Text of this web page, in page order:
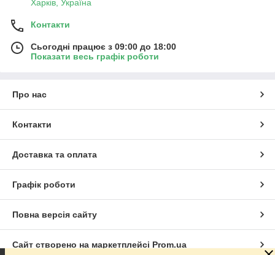
Харків, Україна
Контакти
Сьогодні працює з 09:00 до 18:00
Показати весь графік роботи
Про нас
Контакти
Доставка та оплата
Графік роботи
Повна версія сайту
Сайт створено на маркетплейсі Prom.ua